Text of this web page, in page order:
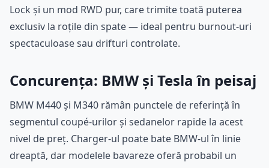
Lock și un mod RWD pur, care trimite toată puterea
exclusiv la roțile din spate — ideal pentru burnout-uri
spectaculoase sau drifturi controlate.
Concurența: BMW și Tesla în peisaj
BMW M440 și M340 rămân punctele de referință în
segmentul coupé-urilor și sedanelor rapide la acest
nivel de preț. Charger-ul poate bate BMW-ul în linie
dreaptă, dar modelele bavareze oferă probabil un